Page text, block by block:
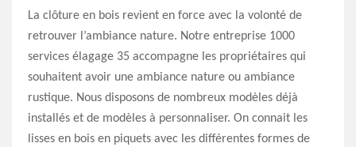
La clôture en bois revient en force avec la volonté de
retrouver l’ambiance nature. Notre entreprise 1000
services élagage 35 accompagne les propriétaires qui
souhaitent avoir une ambiance nature ou ambiance
rustique. Nous disposons de nombreux modèles déjà
installés et de modèles à personnaliser. On connait les
lisses en bois en piquets avec les différentes formes de